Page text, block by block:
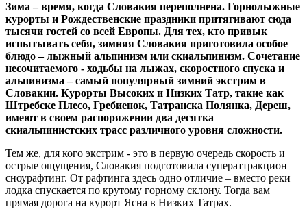
Зима – время, когда Словакия переполнена. Горнолыжные
курорты и Рождественские праздники притягивают сюда
тысячи гостей со всей Европы. Для тех, кто привык
испытывать себя, зимняя Словакия приготовила особое
блюдо – лыжный альпинизм или скиальпинизм. Сочетание
несочитаемого - ходьбы на лыжах, скоростного спуска и
альпинизма – самый популярный зимний экстрим в
Словакии. Курорты Высоких и Низких Татр, такие как
Штребске Плесо, Гребиенок, Татранска Полянка, Дереш,
имеют в своем распоряжении два десятка
скиальпинистских трасс различного уровня сложности.
Тем же, для кого экстрим - это в первую очередь скорость и
острые ощущения, Словакия подготовила суператтракцион –
сноурафтинг. От рафтинга здесь одно отличие – вместо реки
лодка спускается по крутому горному склону. Тогда вам
прямая дорога на курорт Ясна в Низких Татрах.